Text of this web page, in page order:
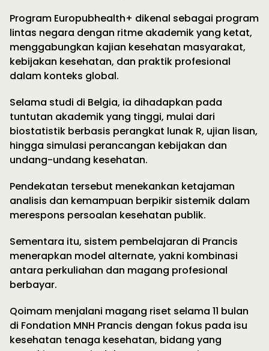
Program Europubhealth+ dikenal sebagai program
lintas negara dengan ritme akademik yang ketat,
menggabungkan kajian kesehatan masyarakat,
kebijakan kesehatan, dan praktik profesional
dalam konteks global.
Selama studi di Belgia, ia dihadapkan pada
tuntutan akademik yang tinggi, mulai dari
biostatistik berbasis perangkat lunak R, ujian lisan,
hingga simulasi perancangan kebijakan dan
undang-undang kesehatan.
Pendekatan tersebut menekankan ketajaman
analisis dan kemampuan berpikir sistemik dalam
merespons persoalan kesehatan publik.
Sementara itu, sistem pembelajaran di Prancis
menerapkan model alternate, yakni kombinasi
antara perkuliahan dan magang profesional
berbayar.
Qoimam menjalani magang riset selama 11 bulan
di Fondation MNH Prancis dengan fokus pada isu
kesehatan tenaga kesehatan, bidang yang